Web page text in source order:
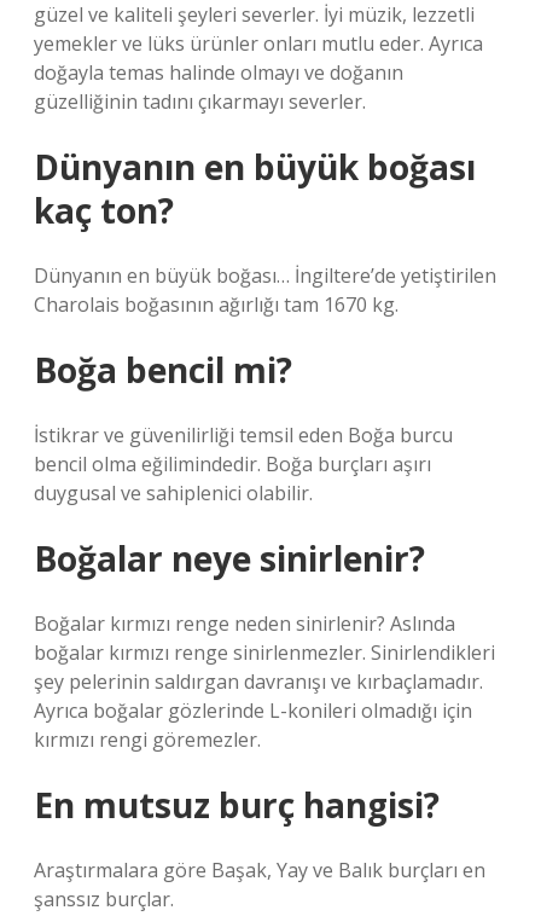
güzel ve kaliteli şeyleri severler. İyi müzik, lezzetli
yemekler ve lüks ürünler onları mutlu eder. Ayrıca
doğayla temas halinde olmayı ve doğanın
güzelliğinin tadını çıkarmayı severler.
Dünyanın en büyük boğası
kaç ton?
Dünyanın en büyük boğası… İngiltere’de yetiştirilen
Charolais boğasının ağırlığı tam 1670 kg.
Boğa bencil mi?
İstikrar ve güvenilirliği temsil eden Boğa burcu
bencil olma eğilimindedir. Boğa burçları aşırı
duygusal ve sahiplenici olabilir.
Boğalar neye sinirlenir?
Boğalar kırmızı renge neden sinirlenir? Aslında
boğalar kırmızı renge sinirlenmezler. Sinirlendikleri
şey pelerinin saldırgan davranışı ve kırbaçlamadır.
Ayrıca boğalar gözlerinde L-konileri olmadığı için
kırmızı rengi göremezler.
En mutsuz burç hangisi?
Araştırmalara göre Başak, Yay ve Balık burçları en
şanssız burçlar.